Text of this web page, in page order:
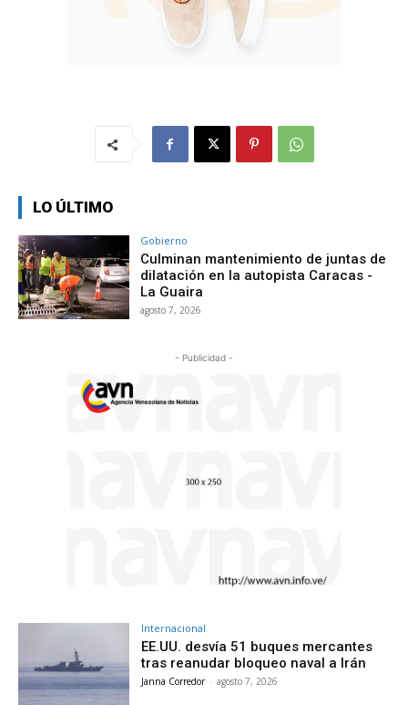
LO ÚLTIMO
Gobierno
Culminan mantenimiento de juntas de
dilatación en la autopista Caracas -
La Guaira
agosto 7, 2026
- Publicidad -
Internacional
EE.UU. desvía 51 buques mercantes
tras reanudar bloqueo naval a Irán
Janna Corredor - agosto 7, 2026